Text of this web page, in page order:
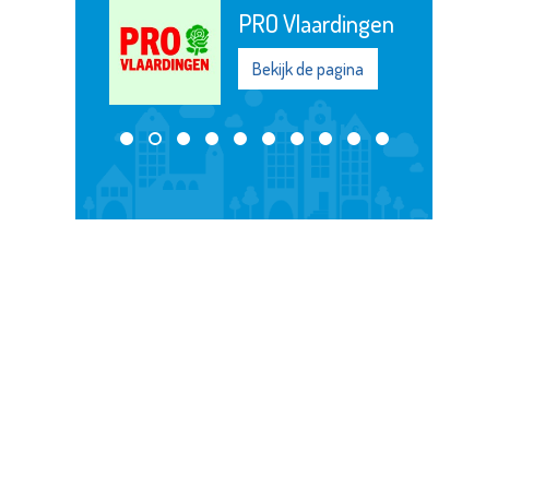
PRO Vlaardingen
Bekijk de pagina